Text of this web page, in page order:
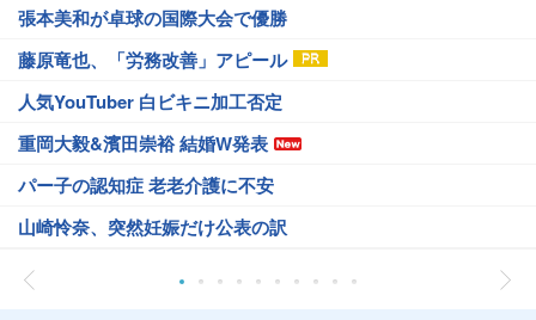
張本美和が卓球の国際大会で優勝
藤原竜也、「労務改善」アピール
人気YouTuber 白ビキニ加工否定
重岡大毅&濱田崇裕 結婚W発表
パー子の認知症 老老介護に不安
山崎怜奈、突然妊娠だけ公表の訳